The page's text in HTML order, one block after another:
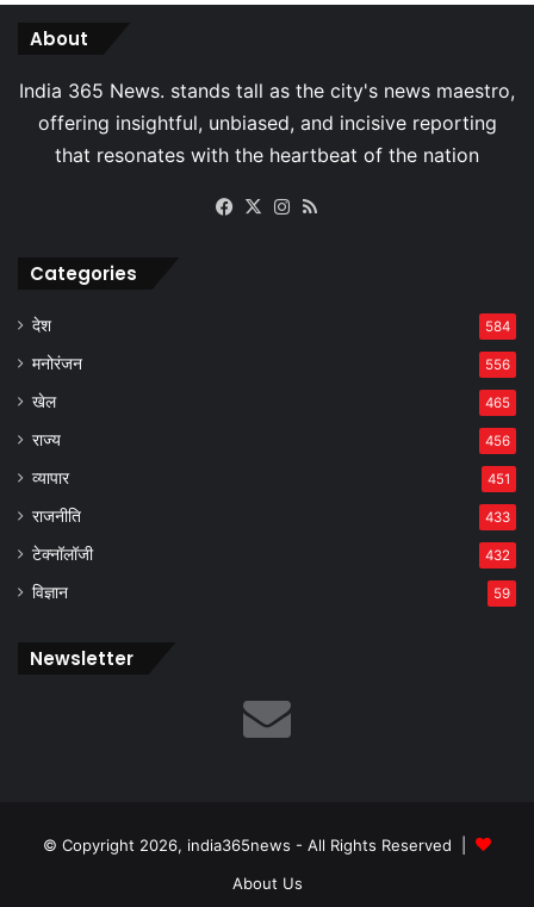
About
Facebook
X Instagram
Categories
देश 584
मनोरंजन 556
खेल 465
राज्य 456
व्यापार 451
राजनीति 433
टेक्नॉलॉजी 432
विज्ञान 59
Newsletter
© Copyright 2026, india365news - All Rights Reserved |
About Us